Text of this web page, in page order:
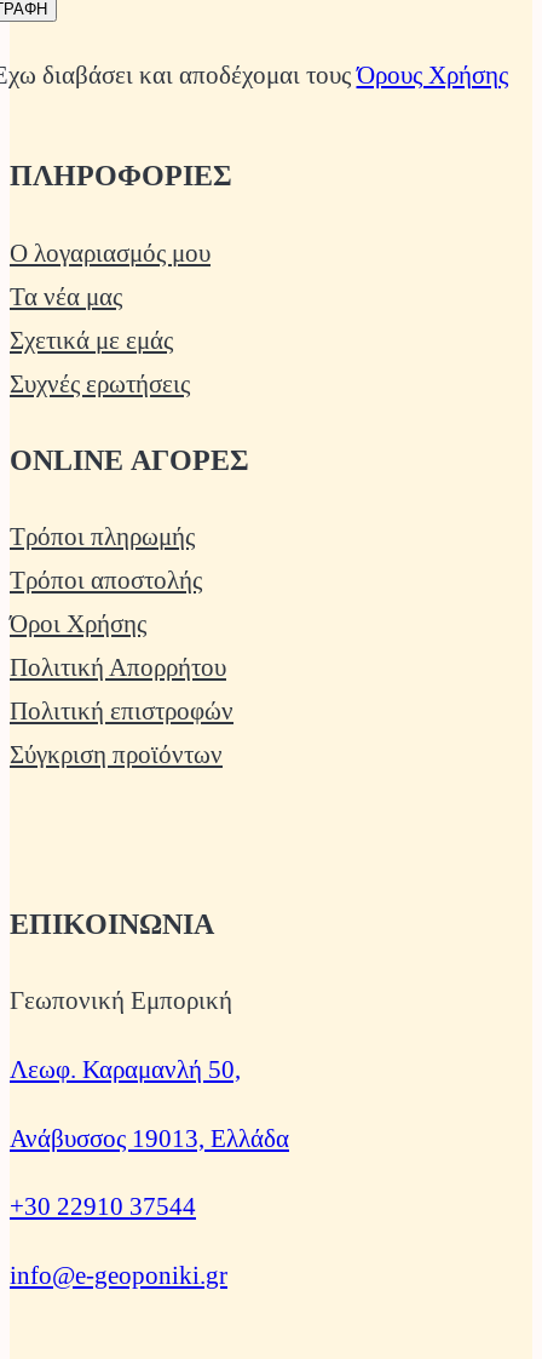
διαβάσει και αποδέχομαι τουςΌρους Χρήσης
ΠΛΗΡΟΦΟΡΙΕΣ
Ο λογαριασμός μου
Τα νέα μας
Σχετικά με εμάς
Συχνές ερωτήσεις
ONLINE ΑΓΟΡΕΣ
Τρόποι πληρωμής
Τρόποι αποστολής
Όροι Χρήσης
Πολιτική Απορρήτου
Πολιτική επιστροφών
Σύγκριση προϊόντων
ΕΠΙΚΟΙΝΩΝΙΑ
Γεωπονική Εμπορική
Λεωφ. Καραμανλή 50,
Ανάβυσσος 19013, Ελλάδα
+30 22910 37544
info@e-geoponiki.gr